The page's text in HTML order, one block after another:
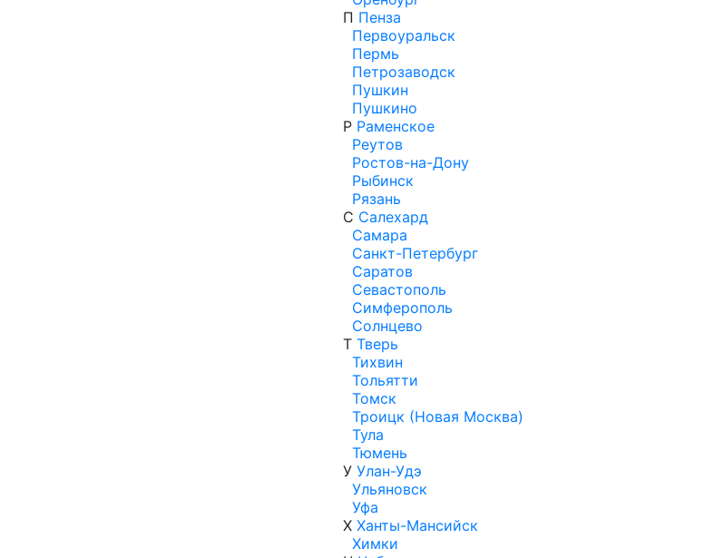
П Пенза
Первоуральск
Пермь
Петрозаводск
Пушкин
Пушкино
Р Раменское
Реутов
Ростов-на-Дону
Рыбинск
Рязань
С Салехард
Самара
Санкт-Петербург
Саратов
Севастополь
Симферополь
Солнцево
Т Тверь
Тихвин
Тольятти
Томск
Троицк (Новая Москва)
Тула
Тюмень
У Улан-Удэ
Ульяновск
Уфа
Х Ханты-Мансийск
Химки